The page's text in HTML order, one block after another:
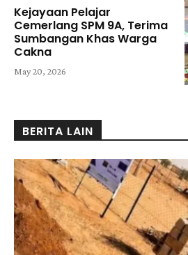
Kejayaan Pelajar
Cemerlang SPM 9A, Terima
Sumbangan Khas Warga
Cakna
May 20, 2026
BERITA LAIN